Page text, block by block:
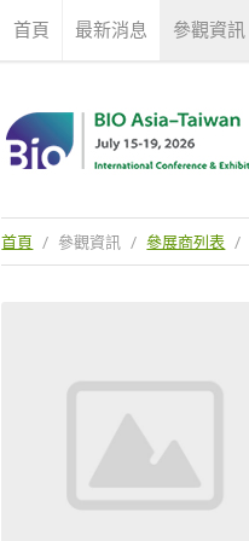
首頁 最新消息 參觀資訊
首頁 / 參觀資訊 / 參展商列表 /